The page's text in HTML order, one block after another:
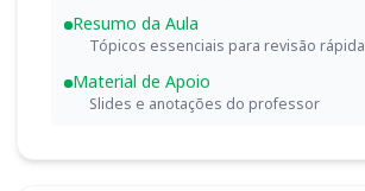
Resumo da Aula
Tópicos essenciais para revisão rápida
Material de Apoio
Slides e anotações do professor